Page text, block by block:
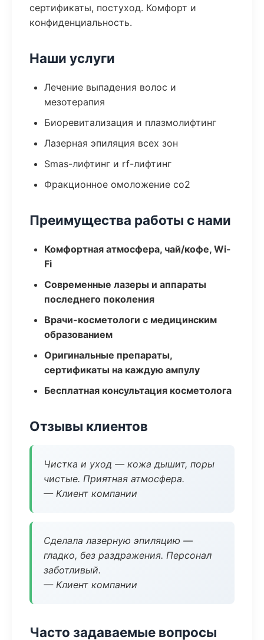
сертификаты, постуход. Комфорт и
конфиденциальность.
Наши услуги
Лечение выпадения волос и
мезотерапия
Биоревитализация и плазмолифтинг
Лазерная эпиляция всех зон
Smas-лифтинг и rf-лифтинг
Фракционное омоложение co2
Преимущества работы с нами
Комфортная атмосфера, чай/кофе, Wi-
Fi
Современные лазеры и аппараты
последнего поколения
Врачи-косметологи с медицинским
образованием
Оригинальные препараты,
сертификаты на каждую ампулу
Бесплатная консультация косметолога
Отзывы клиентов
Чистка и уход — кожа дышит, поры
чистые. Приятная атмосфера.
— Клиент компании
Сделала лазерную эпиляцию —
гладко, без раздражения. Персонал
заботливый.
— Клиент компании
Часто задаваемые вопросы